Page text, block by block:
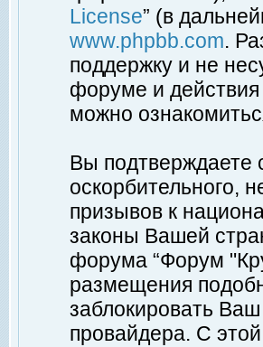
License” (в
www.phpbb.com.
поддержку и не
форуме и
можно
Вы подтверждаете
оскорбительного,
призывов к
законы Вашей
форума “Форум
размещения
заблокировать
провайдера. С